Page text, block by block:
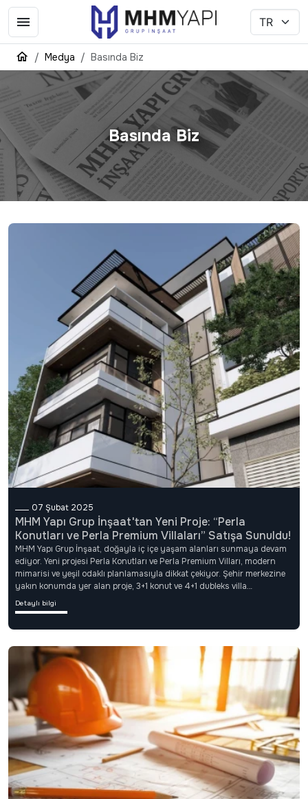
Medya Basında Biz
Basında Biz
07 Şubat 2025
MHM Yapı Grup İnşaat'tan Yeni Proje: “Perla
Konutları ve Perla Premium Villaları” Satışa Sunuldu!
MHM Yapı Grup İnşaat, doğayla iç içe yaşam alanları sunmaya devam
ediyor. Yeni projesi Perla Konutları ve Perla Premium Vilları, modern
mimarisi ve yeşil odaklı planlamasıyla dikkat çekiyor. Şehir merkezine
yakın konumda yer alan proje, 3+1 konut ve 4+1 dubleks villa
seçenekleriyle aile yaşamına hitap ediyor.Şirket yetkilileri, projenin kısa
sürede büyük ilgi gördüğünü belirterek, “Estetik, güvenlik ve konforu bir
Detaylı bilgi